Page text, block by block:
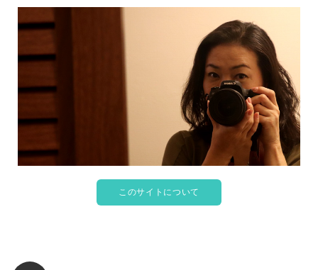
このサイトについて